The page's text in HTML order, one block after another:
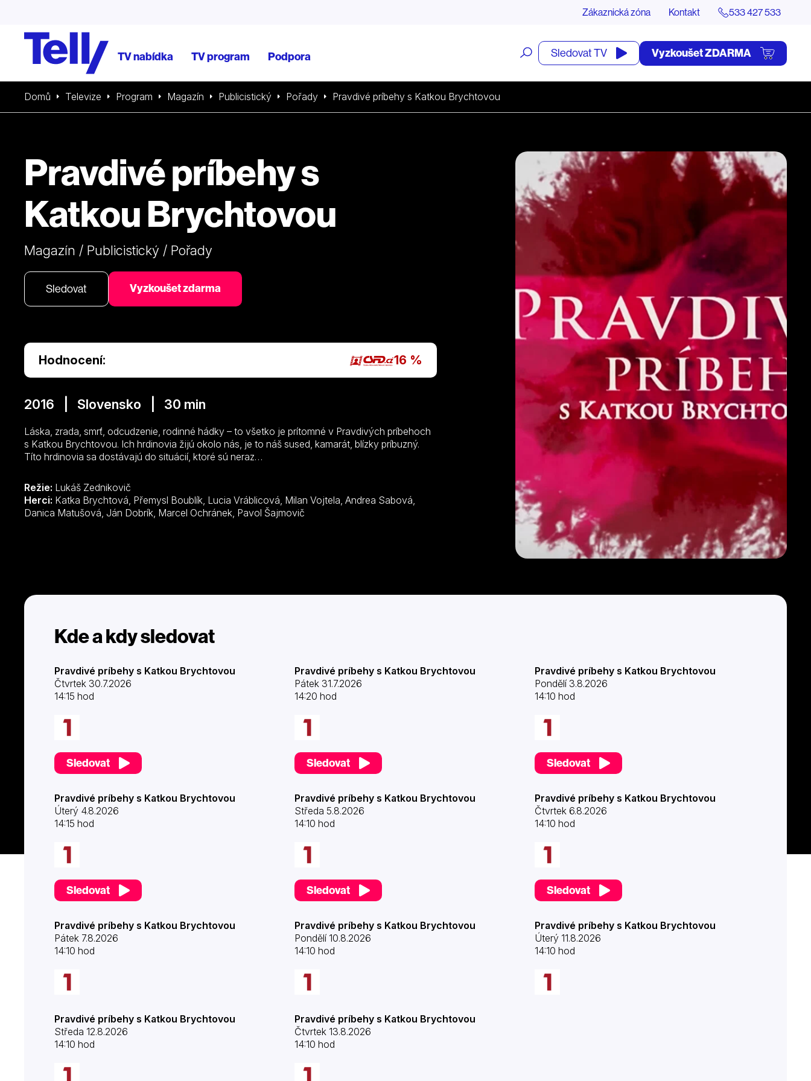
Zákaznická zóna Kontakt 533 427 533
TV nabídka TV program Podpora
Otevřít
vyhledávání
Sledovat TV Vyzkoušet ZDARMA
Domů Televize Program Magazín Publicistický Pořady Pravdivé príbehy s Katkou Brychtovou
Pravdivé príbehy s
Katkou Brychtovou
Magazín / Publicistický / Pořady
Sledovat Vyzkoušet zdarma
Hodnocení: 16 %
2016 | Slovensko | 30 min
Láska, zrada, smrť, odcudzenie, rodinné hádky – to všetko je prítomné v Pravdivých príbehoch
s Katkou Brychtovou. Ich hrdinovia žijú okolo nás, je to náš sused, kamarát, blízky príbuzný.
Títo hrdinovia sa dostávajú do situácií, ktoré sú neraz…
Režie: Lukáš Zednikovič
Herci:
Danica Matušová, Ján Dobrík, Marcel Ochránek, Pavol Šajmovič
Kde a kdy sledovat
Pravdivé príbehy s Katkou Brychtovou
Čtvrtek 30.7.2026
14:15 hod
Sledovat
Pravdivé príbehy s Katkou Brychtovou
Pátek 31.7.2026
14:20 hod
Sledovat
Pravdivé príbehy s Katkou Brychtovou
Pondělí 3.8.2026
14:10 hod
Sledovat
Pravdivé príbehy s Katkou Brychtovou
Úterý 4.8.2026
14:15 hod
Sledovat
Pravdivé príbehy s Katkou Brychtovou
Středa 5.8.2026
14:10 hod
Sledovat
Pravdivé príbehy s Katkou Brychtovou
Čtvrtek 6.8.2026
14:10 hod
Sledovat
Pravdivé príbehy s Katkou Brychtovou
Pátek 7.8.2026
14:10 hod
Pravdivé príbehy s Katkou Brychtovou
Pondělí 10.8.2026
14:10 hod
Pravdivé príbehy s Katkou Brychtovou
Úterý 11.8.2026
14:10 hod
Pravdivé príbehy s Katkou Brychtovou
Středa 12.8.2026
14:10 hod
Pravdivé príbehy s Katkou Brychtovou
Čtvrtek 13.8.2026
14:10 hod